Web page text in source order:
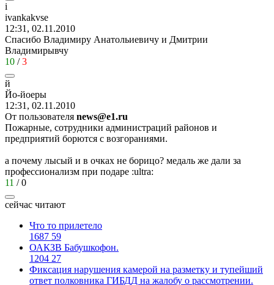
i
ivankakvse
12:31, 02.11.2010
Спасибо Владимиру Анатольиевичу и Дмитрии
Владимирывчу
10 /3
й
Йо-йоеры
12:31, 02.11.2010
От пользователя news@e1.ru
Пожарные, сотрудники администраций районов и
предприятий борются с возгораниями.
а почему лысый и в очках не борицо? медаль же дали за
профессионализм при подаре :ultra:
11 /0
сейчас читают
Что то прилетело
1687 59
ОАКЗВ Бабушкофон.
1204 27
Фиксация нарушения камерой на разметку и тупейший
ответ полковника ГИБДД на жалобу о рассмотрении.